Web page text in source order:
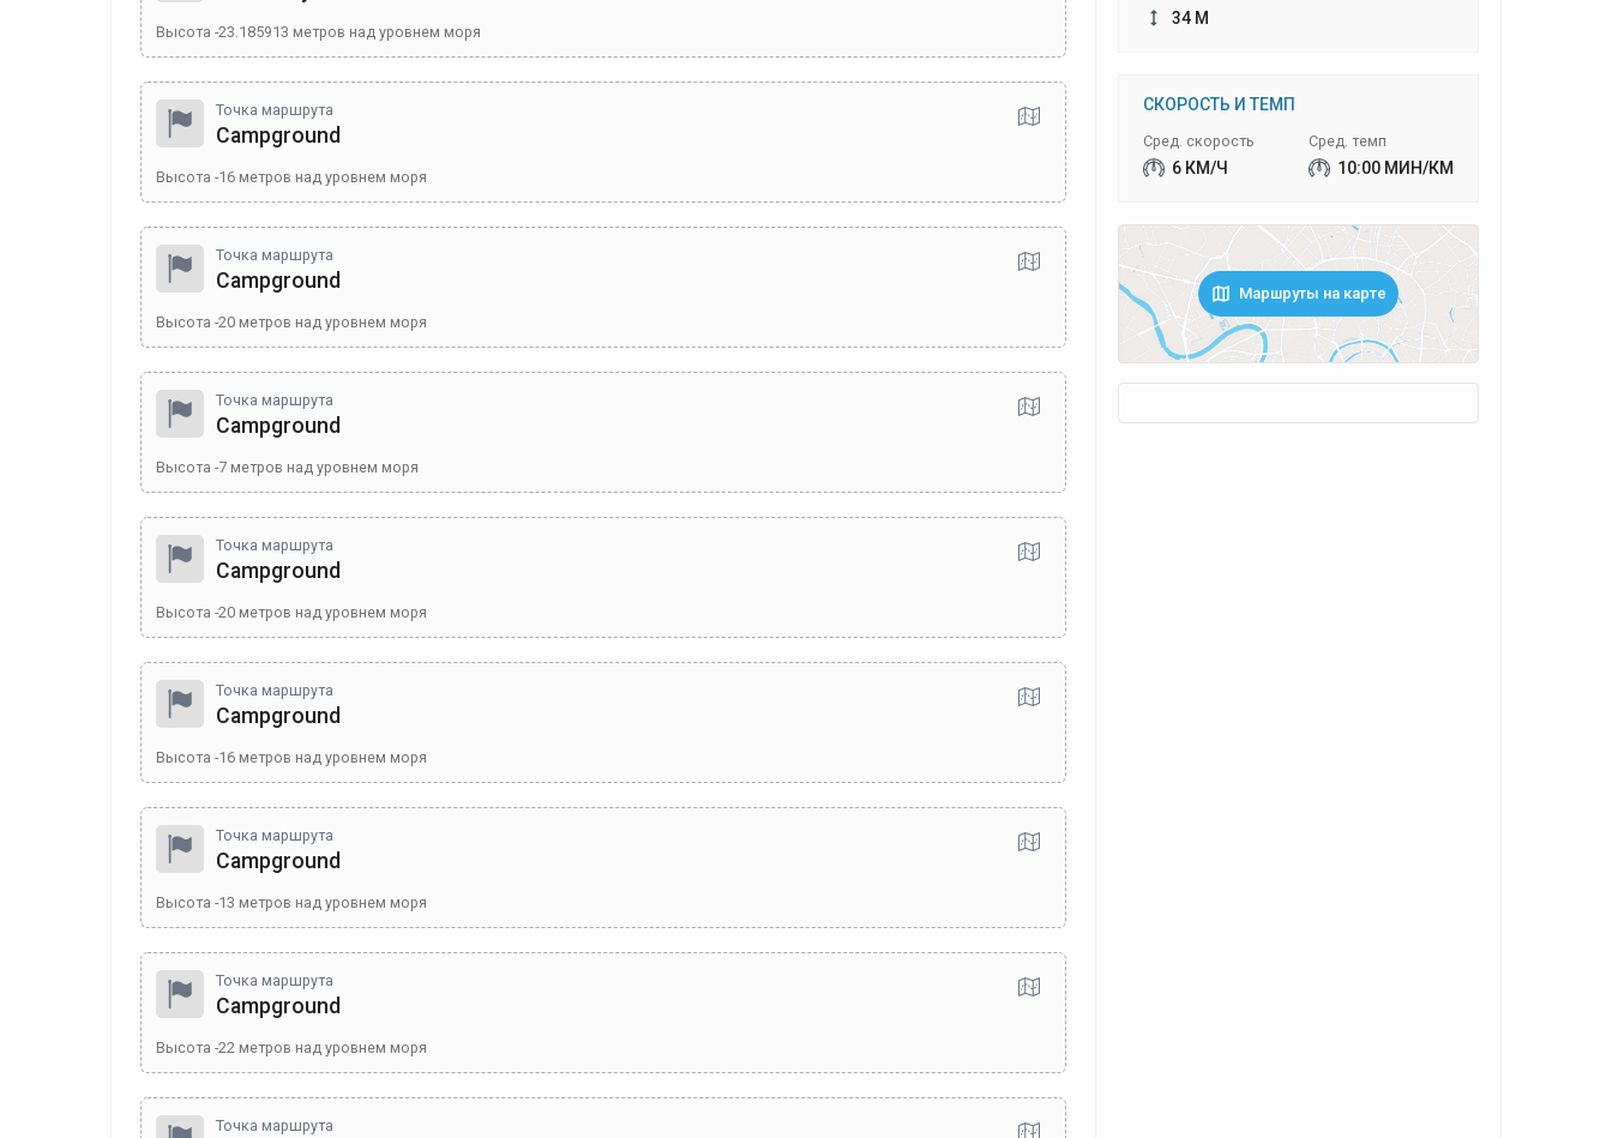
Высота -23.185913 метров над уровнем моря
Точка маршрута
Campground
Высота -16 метров над уровнем моря
Точка маршрута
Campground
Высота -20 метров над уровнем моря
Точка маршрута
Campground
Высота -7 метров над уровнем моря
Точка маршрута
Campground
Высота -20 метров над уровнем моря
Точка маршрута
Campground
Высота -16 метров над уровнем моря
Точка маршрута
Campground
Высота -13 метров над уровнем моря
Точка маршрута
Campground
Высота -22 метров над уровнем моря
Точка маршрута
34 М
СКОРОСТЬ И ТЕМП
Сред. скорость
6 КМ/Ч
Сред. темп
10:00 МИН/КМ
Маршруты на карте